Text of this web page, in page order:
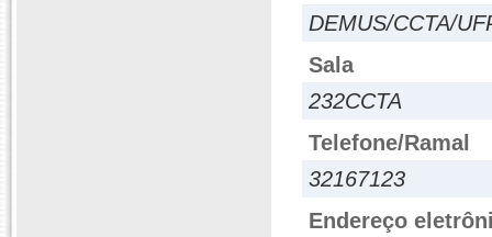
DEMUS/CCTA/
Sala
232CCTA
Telefone/Ramal
32167123
Endereço